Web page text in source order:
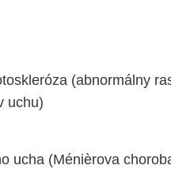
(abnormálny
uchu)
ucha (Ménièrova